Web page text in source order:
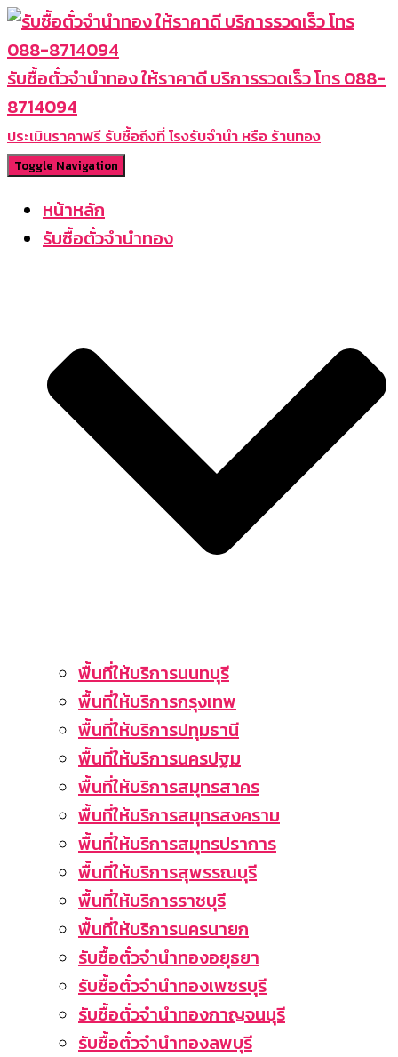
รับซื้อตั๋วจำนำทอง ให้ราคาดี บริการรวดเร็ว โทร 088-
8714094
ประเมินราคาฟรี รับซื้อถึงที่ โรงรับจำนำ หรือ ร้านทอง
Toggle Navigation
หน้าหลัก
รับซื้อตั๋วจำนำทอง
พื้นที่ให้บริการนนทบุรี
พื้นที่ให้บริการกรุงเทพ
พื้นที่ให้บริการปทุมธานี
พื้นที่ให้บริการนครปฐม
พื้นที่ให้บริการสมุทรสาคร
พื้นที่ให้บริการสมุทรสงคราม
พื้นที่ให้บริการสมุทรปราการ
พื้นที่ให้บริการสุพรรณบุรี
พื้นที่ให้บริการราชบุรี
พื้นที่ให้บริการนครนายก
รับซื้อตั๋วจำนำทองอยุธยา
รับซื้อตั๋วจำนำทองเพชรบุรี
รับซื้อตั่วจำนำทองกาญจนบุรี
รับซื้อตั๋วจำนำทองลพบุรี